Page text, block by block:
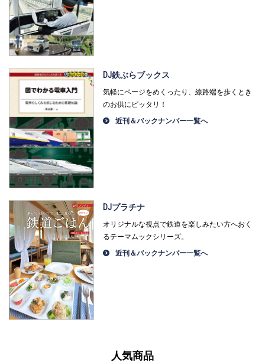
DJ鉄ぶらブックス
気軽にページをめくったり、線路端を歩くとき
のお供にピッタリ！
近刊＆バックナンバー一覧へ
DJプラチナ
オリジナルな視点で鉄道を楽しみたい方へおく
るテーマムックシリーズ。
近刊＆バックナンバー一覧へ
人気商品